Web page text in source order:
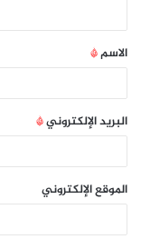
الاسم*
البريد الإلكتروني*
الموقع الإلكتروني